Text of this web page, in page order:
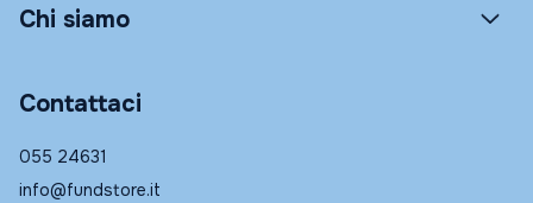
Chi siamo
Contattaci
055 24631
info@fundstore.it